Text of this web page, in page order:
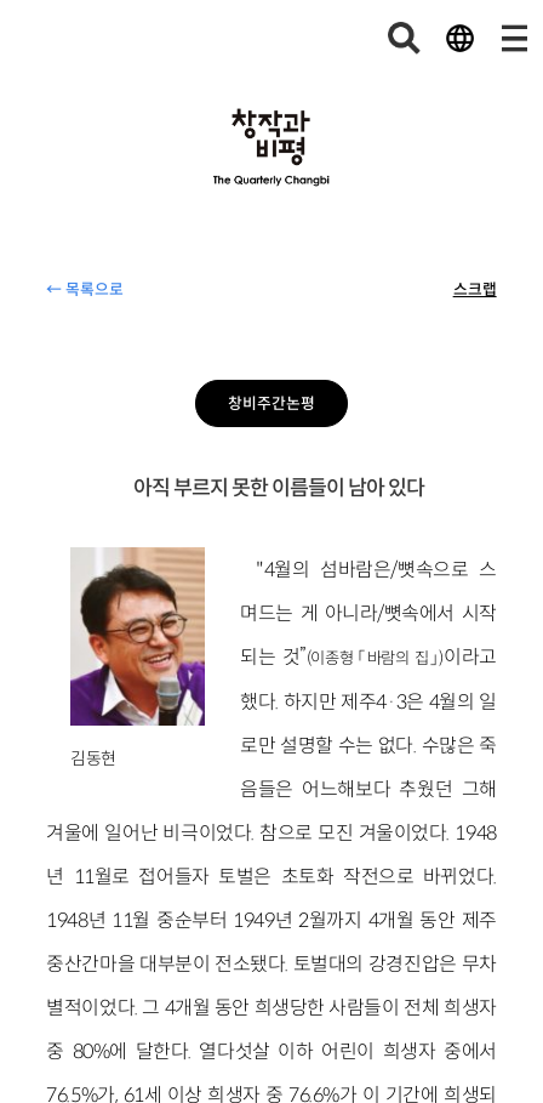
← 목록으로 스크랩
창비주간논평
아직 부르지 못한 이름들이 남아 있다
김동현
"4월의 섬바람은/뼛속으로 스
며드는 게 아니라/뼛속에서 시작
되는 것”(이종형 「바람의 집」)이라고
했다. 하지만 제주4·3은 4월의 일
로만 설명할 수는 없다. 수많은 죽
음들은 어느해보다 추웠던 그해
겨울에 일어난 비극이었다. 참으로 모진 겨울이었다. 1948
년 11월로 접어들자 토벌은 초토화 작전으로 바뀌었다.
1948년 11월 중순부터 1949년 2월까지 4개월 동안 제주
중산간마을 대부분이 전소됐다. 토벌대의 강경진압은 무차
별적이었다. 그 4개월 동안 희생당한 사람들이 전체 희생자
중 80%에 달한다. 열다섯살 이하 어린이 희생자 중에서
76.5%가, 61세 이상 희생자 중 76.6%가 이 기간에 희생되